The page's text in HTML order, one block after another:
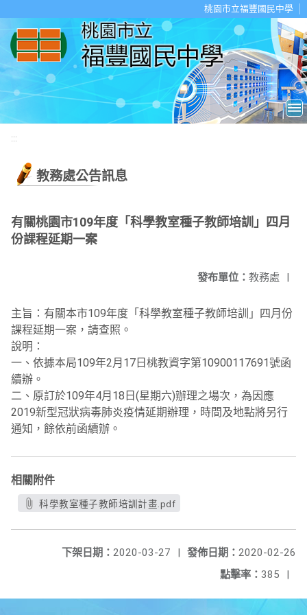
桃園市立福豐國民中學
:::
教務處公告訊息
有關桃園市109年度「科學教室種子教師培訓」四月
份課程延期一案
發布單位： 教務處 |
主旨：有關本市109年度「科學教室種子教師培訓」四月份
課程延期一案，請查照。
說明：
一、依據本局109年2月17日桃教資字第10900117691號函
續辦。
二、原訂於109年4月18日(星期六)辦理之場次，為因應
2019新型冠狀病毒肺炎疫情延期辦理，時間及地點將另行
通知，餘依前函續辦。
相關附件
科學教室種子教師培訓計畫.pdf
發佈日期： 2020-02-26
下架日期： 2020-03-27
|
點擊率： 385 |